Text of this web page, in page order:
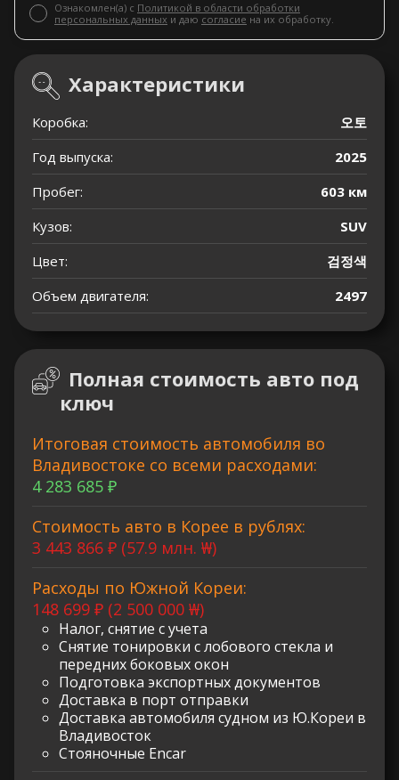
Ознакомлен(а) с Политикой в области обработки
персональных данных и даю согласие на их обработку.
Характеристики
Коробка:
오토
Год выпуска:
2025
Пробег:
603 км
Кузов:
SUV
Цвет:
검정색
Объем двигателя:
2497
Полная стоимость авто под
ключ
Итоговая стоимость автомобиля во
Владивостоке со всеми расходами:
4 283 685 ₽
Стоимость авто в Корее в рублях:
3 443 866 ₽ (57.9 млн. ₩)
Расходы по Южной Кореи:
148 699 ₽ (2 500 000 ₩)
Налог, снятие с учета
Снятие тонировки с лобового стекла и
передних боковых окон
Подготовка экспортных документов
Доставка в порт отправки
Доставка автомобиля судном из Ю.Кореи в
Владивосток
Стояночные Encar